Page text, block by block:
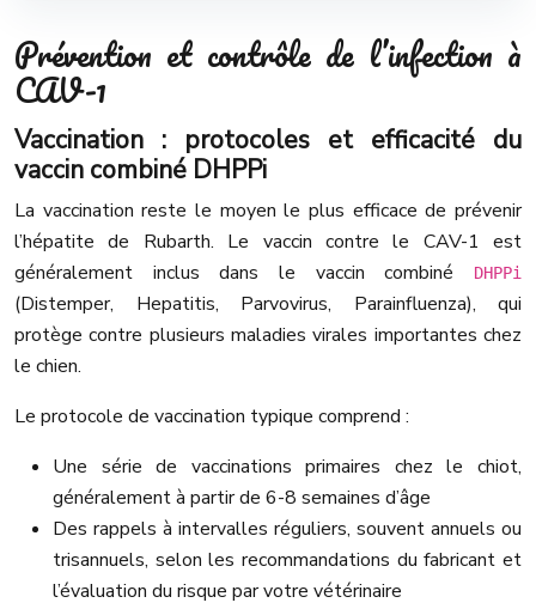
Prévention et contrôle de l’infection à
CAV-1
Vaccination : protocoles et efficacité du
vaccin combiné DHPPi
La vaccination reste le moyen le plus efficace de prévenir
l’hépatite de Rubarth. Le vaccin contre le CAV-1 est
généralement inclus dans le vaccin combiné
DHPPi
(Distemper, Hepatitis, Parvovirus, Parainfluenza), qui
protège contre plusieurs maladies virales importantes chez
le chien.
Le protocole de vaccination typique comprend :
Une série de vaccinations primaires chez le chiot,
généralement à partir de 6-8 semaines d’âge
Des rappels à intervalles réguliers, souvent annuels ou
trisannuels, selon les recommandations du fabricant et
l’évaluation du risque par votre vétérinaire